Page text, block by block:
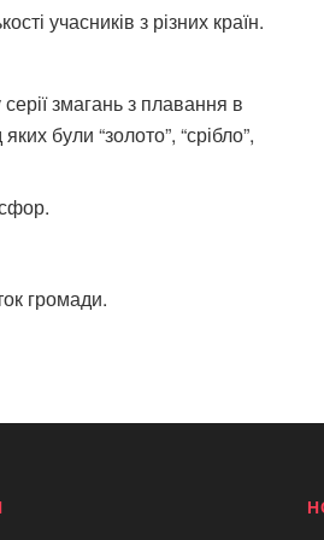
учасників з різних країн.
серії змагань з плавання в
були “золото”, “срібло”,
громади.